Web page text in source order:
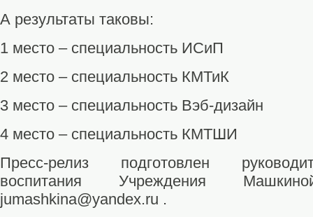
А результаты таковы:
1 место – специальность ИСиП
2 место – специальность КМТиК
3 место – специальность Вэб-дизайн
4 место – специальность КМТШИ
Пресс-релиз подготовлен
воспитания Учреждения
jumashkina@yandex.ru .